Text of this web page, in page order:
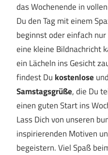
das Wochenende in
Du den Tag mit einem
beginnst oder einfach
eine kleine Bildnachricht
ein Lächeln ins Gesicht
findest Du kostenlose und
Samstagsgrüße, die Du
einen guten Start ins
Lass Dich von unseren
inspirierenden Motiven
begeistern. Viel Spaß